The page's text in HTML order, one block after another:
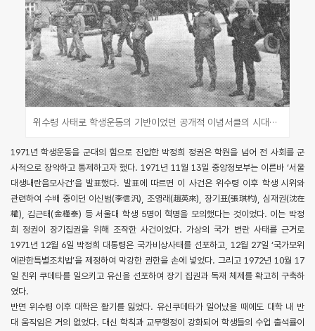
위수령 사태로 학생운동의 기반이었던 공개적 이념서클의 시대가 막을 내렸다. 사진은 대학에 진주한 위수군(경향신문 1971.10.15.)
1971년 학생운동을 군대의 힘으로 진압한 박정희 정권은 학원을 넘어 전 사회를 군
사적으로 장악하고 통제하고자 했다. 1971년 11월 13일 중앙정보부는 이른바 ‘서울
대생내란음모사건’을 발표했다. 발표에 따르면 이 사건은 위수령 이후 학생 시위와
관련하여 수배 중이던 이신범(李信汎), 조영래(趙英來), 장기표(張琪杓), 심재권(沈在
權), 김근태(金槿泰) 등 서울대 학생 5명이 혁명을 모의했다는 것이었다. 이는 박정
희 정권이 장기집권을 위해 조작한 사건이었다. 가상의 국가 변란 사태를 근거로
1971년 12월 6일 박정희 대통령은 국가비상사태를 선포하고, 12월 27일 ‘국가보위
에관한특별조치법’을 제정하여 막강한 권한을 손에 넣었다. 그리고 1972년 10월 17
일 친위 쿠데타를 일으키고 유신을 선포하여 장기 집권과 독재 체제를 확고히 구축하
였다.
반면 위수령 이후 대학은 활기를 잃었다. 유신쿠데타가 일어났을 때에도 대학 내 반
대 움직임은 거의 없었다. 대신 학칙과 교무행정이 강화되어 학생들의 수업 출석률이